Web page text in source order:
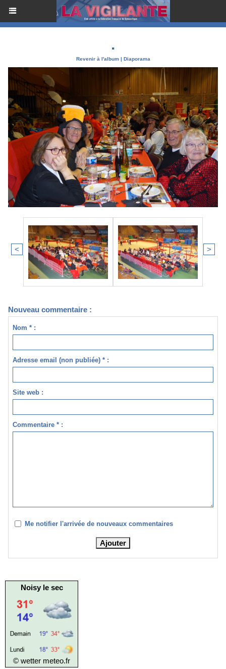
.
Revenir à l'album | Diaporama
< >
Nouveau commentaire :
Nom * :
Adresse email (non publiée) * :
Site web :
Commentaire * :
Me notifier l'arrivée de nouveaux commentaires
Noisy le sec
© wetter meteo.fr